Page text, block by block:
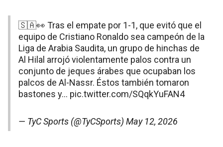
🇸🇦👀 Tras el empate por 1-1, que evitó que el
equipo de Cristiano Ronaldo sea campeón de la
Liga de Arabia Saudita, un grupo de hinchas de
Al Hilal arrojó violentamente palos contra un
conjunto de jeques árabes que ocupaban los
palcos de Al-Nassr. Éstos también tomaron
bastones y… pic.twitter.com/SQqkYuFAN4
— TyC Sports (@TyCSports) May 12, 2026